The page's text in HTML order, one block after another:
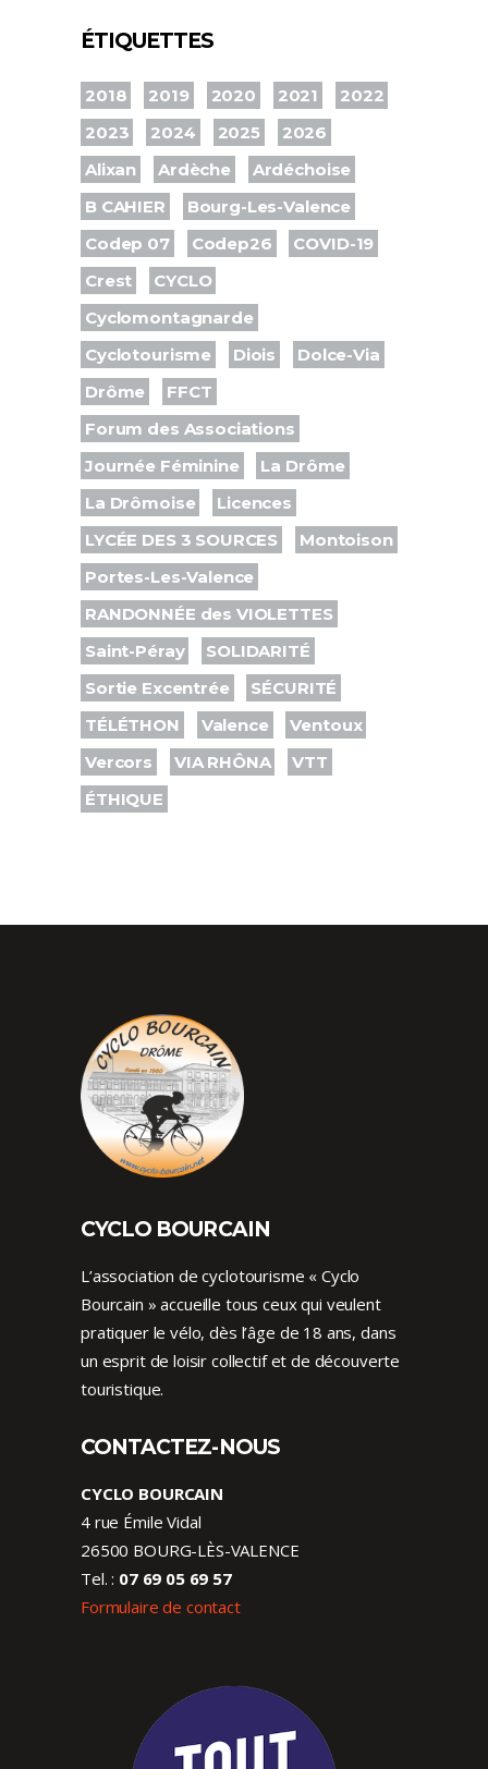
ÉTIQUETTES
2018 2019 2020 2021
2022
2023
2024 2025
2026
Alixan
Ardèche
Ardéchoise
B CAHIER
Bourg-Les-Valence
Codep 07
Codep26
COVID-19
Crest
CYCLO
Cyclomontagnarde
Cyclotourisme
Diois
Dolce-Via
Drôme
FFCT
Forum des Associations
Journée Féminine
La Drôme
La Drômoise
Licences
LYCÉE DES 3 SOURCES
Montoison
Portes-Les-Valence
RANDONNÉE des VIOLETTES
Saint-Péray
SOLIDARITÉ
Sortie Excentrée
SÉCURITÉ
TÉLÉTHON
Valence
Ventoux
Vercors
VIA RHÔNA
VTT
ÉTHIQUE
CYCLO BOURCAIN
L’association de cyclotourisme « Cyclo
Bourcain » accueille tous ceux qui veulent
pratiquer le vélo, dès l’âge de 18 ans, dans
un esprit de loisir collectif et de découverte
touristique.
CONTACTEZ-NOUS
CYCLO BOURCAIN
4 rue Émile Vidal
26500 BOURG-LÈS-VALENCE
Tel. : 07 69 05 69 57
Formulaire de contact